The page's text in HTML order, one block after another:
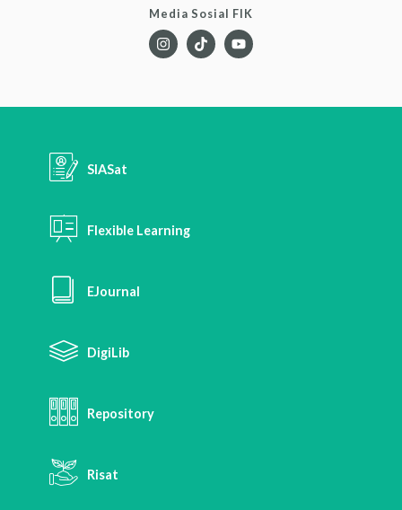
Media Sosial FIK
SIASat
Flexible Learning
EJournal
DigiLib
Repository
Risat